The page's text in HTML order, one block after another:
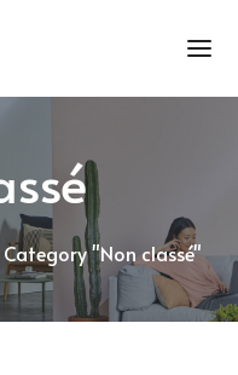
"Non classé"